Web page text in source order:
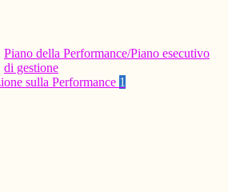
Piano della Performance/Piano esecutivo
di gestione
sulla Performance 1